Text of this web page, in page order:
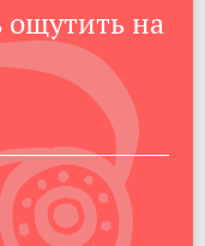
ощутить на